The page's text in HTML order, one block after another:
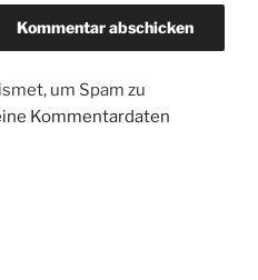
um Spam zu
Kommentardaten